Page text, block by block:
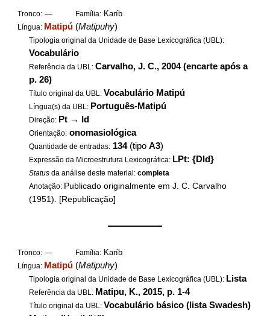
Tronco: — Família: Karíb
Língua: Matipú (Matipuhy)
Tipologia original da Unidade de Base Lexicográfica (UBL):
Vocabulário
Referência da UBL:Carvalho, J. C., 2004 (encarte após a
p. 26)
Título original da UBL: Vocabulário Matipú
Língua(s) da UBL: Português-Matipú
Direção: Pt → Id
Orientação: onomasiológica
Quantidade de entradas: 134(tipoA3)
Expressão da Microestrutura Lexicográfica: LPt: {DId}
Status da análise deste material:completa
Anotação: Publicado originalmente em J. C. Carvalho
(1951). [Republicação]
——————
Tronco: — Família: Karíb
Língua: Matipú (Matipuhy)
Tipologia original da Unidade de Base Lexicográfica (UBL): Lista
Referência da UBL: Matipu, K., 2015, p. 1-4
Título original da UBL: Vocabulário básico(lista Swadesh)